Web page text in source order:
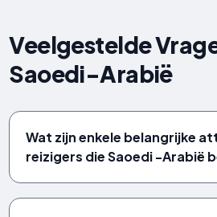
Veelgestelde
Saoedi-Arabië
Wat zijn enkele belangrijke
reizigers die Saoedi -Arabië